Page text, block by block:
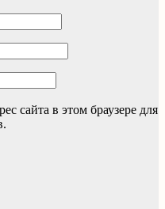
сайта в этом браузере для